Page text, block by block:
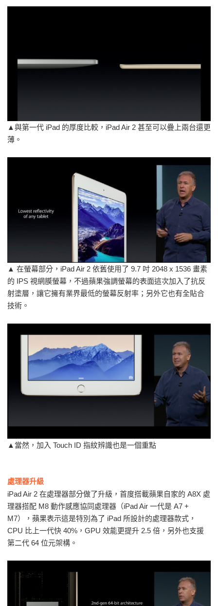
▲與第一代 iPad 的厚度比較，iPad Air 2 甚至可以疊上兩台還更
薄。
▲ 在螢幕部分，iPad Air 2 依舊使用了 9.7 吋 2048 x 1536 畫素
的 IPS 視網膜螢幕，不過蘋果強調螢幕的表面這次加入了抗反
射塗層，讓它擁有業界最低的螢幕反射率；另外它也有全貼合
技術。
▲當然，加入 Touch ID 指紋辨識也是一個重點
處理器升級
iPad Air 2 在處理器部分做了升級，首度搭載蘋果自家的 A8X 處
理器搭配 M8 動作感應協同處理器（iPad Air 一代是 A7 +
M7），蘋果表示這是特別為了 iPad 所設計的處理器款式，
CPU 比上一代快 40%，GPU 效能更提升 2.5 倍，另外也支援
第二代 64 位元架構。